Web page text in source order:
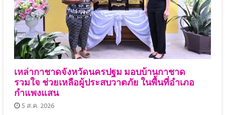
เหล่ากาชาดจังหวัดนครปฐม มอบบ้านกาชาด
รวมใจ ช่วยเหลือผู้ประสบวาตภัย ในพื้นที่อำเภอ
กำแพงแสน
5 ส.ค. 2026